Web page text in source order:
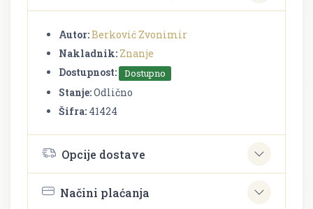
Autor:Berković Zvonimir
Nakladnik: Znanje
Dostupnost:
Dostupno
Stanje:Odlično
Šifra: 41424
Opcije dostave
Načini plaćanja